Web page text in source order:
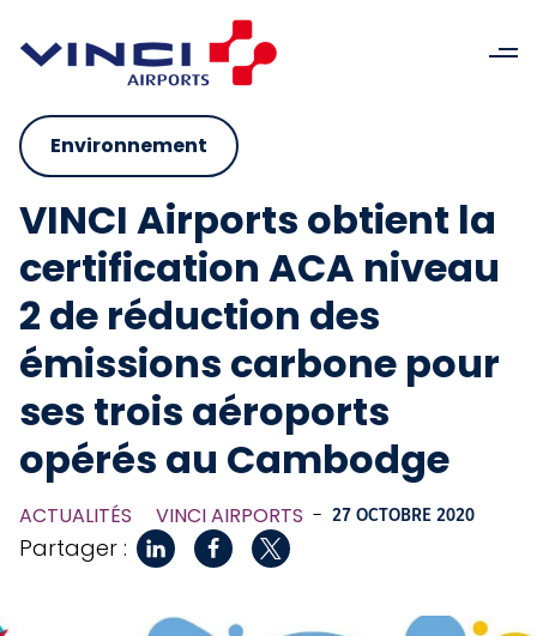
Environnement
VINCI Airports obtient la
certification ACA niveau
2 de réduction des
émissions carbone pour
ses trois aéroports
opérés au Cambodge
ACTUALITÉS VINCI AIRPORTS - 27 OCTOBRE 2020
Partager :